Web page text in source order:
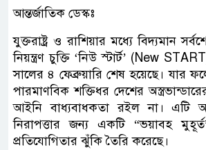
আন্তর্জাতিক ডেস্কঃ
যুক্তরাষ্ট্র ও রাশিয়ার মধ্যে বিদ্যমান
নিয়ন্ত্রণ চুক্তি ‘নিউ স্টার্ট’ (New
সালের ৪ ফেব্রুয়ারি শেষ হয়েছে। যার
পারমাণবিক শক্তিধর দেশের
আইনি বাধ্যবাধকতা রইল না। এটি
নিরাপত্তার জন্য একটি “ভয়াবহ
প্রতিযোগিতার ঝুঁকি তৈরি করেছে।